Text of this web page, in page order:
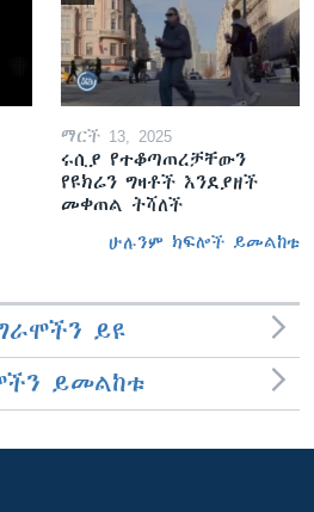
ማርች 13, 2025
ሩሲያ የተቆጣጠረቻቸውን
የዩክሬን ግዛቶች እንደያዘች
መቀጠል ትሻለች
ሁሉንም ክፍሎች ይመልከቱ
ይዩ
ይመልከቱ